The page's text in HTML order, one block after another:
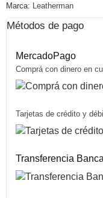
Marca: Leatherman
Métodos de pago
MercadoPago
Comprá con dinero en
Tarjetas de crédito y
Transferencia